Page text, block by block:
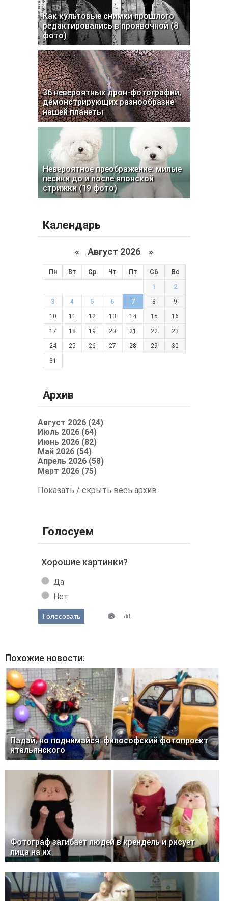
Как культовые снимки прошлого
редактировались в проявочной (8
фото)
36 невероятных дрон-фотографий,
демонстрирующих разнообразие
нашей планеты
Невероятное преображение: милые
песики до и после японской
стрижки (19 фото)
Календарь
« Август 2026 »
Пн Вт Ср Чт Пт Сб Вс
1 2
3 4 5 6 7 8 9
10 11 12 13 14 15 16
17 18 19 20 21 22 23
24 25 26 27 28 29 30
31
Архив
Август 2026 (24)
Июль 2026 (64)
Июнь 2026 (82)
Май 2026 (54)
Апрель 2026 (58)
Март 2026 (75)
Показать / скрыть весь архив
Голосуем
Хорошие картинки?
Да
Нет
Голосовать
Похожие новости:
Падай, но поднимайся: философский фотопроект
итальянского
Фотограф загибает людей в крендель и рисует
лица на их